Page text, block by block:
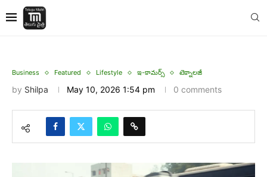
Business Featured Lifestyle ఇ-కామర్స్ టెక్నాలజీ
by Shilpa May 10, 2026 1:54 pm 0 comments